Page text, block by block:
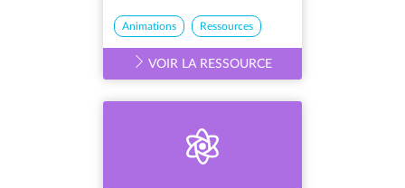
Animations Ressources
VOIR LA RESSOURCE